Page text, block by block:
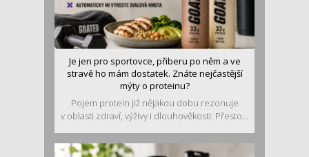
Je jen pro sportovce, přiberu po něm a ve
stravě ho mám dostatek. Znáte nejčastější
mýty o proteinu?
Pojem protein již nějakou dobu rezonuje
v oblasti zdraví, výživy i dlouhověkosti. Přesto...